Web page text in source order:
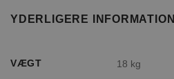
YDERLIGERE INFORMATION
VÆGT 18 kg